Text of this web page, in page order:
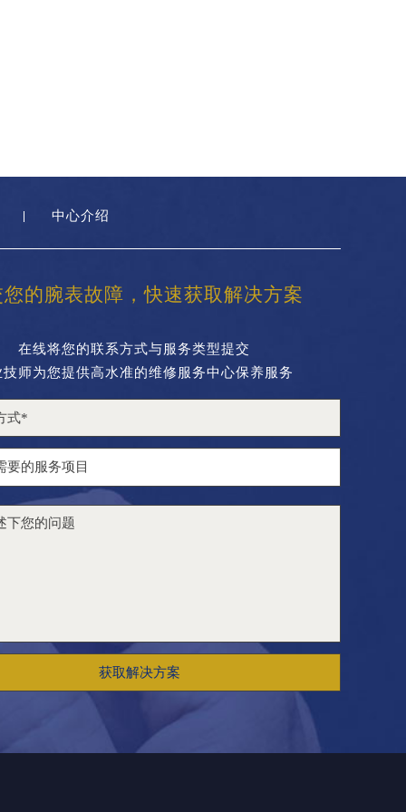
中心介绍
的腕表故障，快速获取解决方案
在线将您的联系方式与服务类型提交
技师为您提供高水准的维修服务中心保养服务
获取解决方案